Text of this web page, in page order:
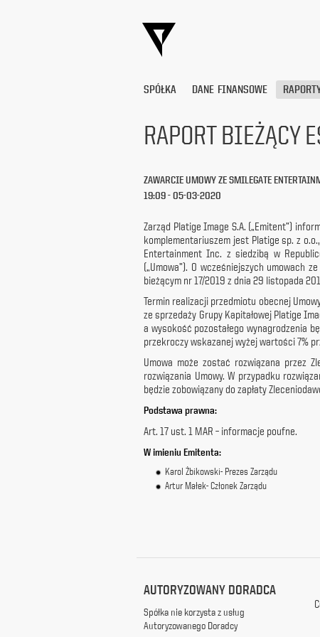
SPÓŁKA DANE FINANSOWE
na
przetwarzanie
danych
osobowych
(adresu
e-
mail) przez
Image
S.A.
z
siedzibą
w
Warszawie
przy
Racławickiej
99, w
marketingowych,
promocyjnych,
informacyjnych
dnia
października
r.
o
RAPORT BIEŻĄCY
ZAWARCIE UMOWY ZE SMILEGATE
19:09 - 05-03-2020
Zarząd Platige Image S.A. („Emitent”)
komplementariuszem jest Platige sp. z
Entertainment Inc. z siedzibą w
(„Umowa”). O wcześniejszych umowach
bieżącym nr 17/2019 z dnia 29 listopada
Termin realizacji przedmiotu obecnej
ze sprzedaży Grupy Kapitałowej Platige
a wysokość pozostałego wynagrodzenia
przekroczy wskazanej wyżej wartości 7%
Umowa może zostać rozwiązana przez
rozwiązania Umowy. W przypadku
będzie zobowiązany do zapłaty
Podstawa prawna:
Art. 17 ust. 1 MAR – informacje poufne.
W imieniu Emitenta:
Karol Żbikowski- Prezes Zarządu
Artur Małek- Członek Zarządu
AUTORYZOWANY DORADCA
Spółka nie korzysta z usług
Autoryzowanego Doradcy